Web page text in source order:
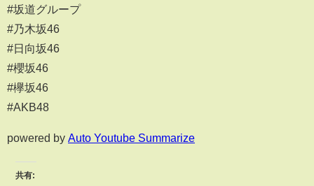
#坂道グループ
#乃木坂46
#日向坂46
#櫻坂46
#欅坂46
#AKB48
powered by Auto Youtube Summarize
共有: